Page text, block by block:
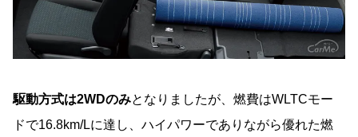
駆動方式は2WDのみとなりましたが、燃費はWLTCモー
ドで16.8km/Lに達し、ハイパワーでありながら優れた燃